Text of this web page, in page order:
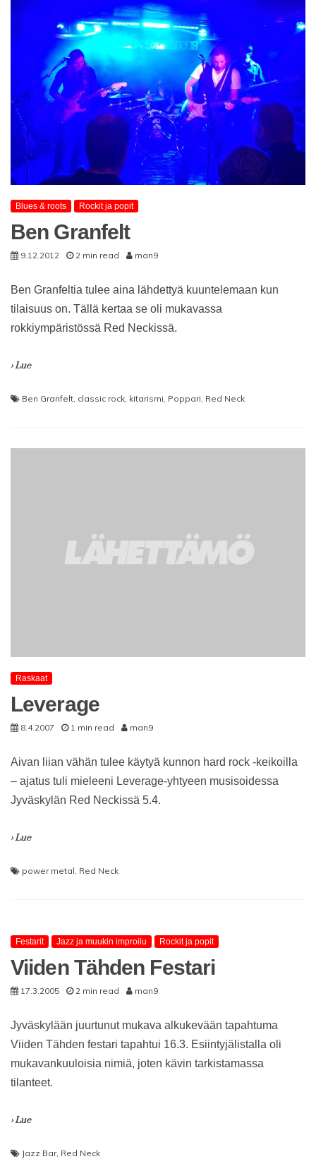
Blues & roots Rockit ja popit
Ben Granfelt
9.12.2012 2 min read man9
Ben Granfeltia tulee aina lähdettyä kuuntelemaan kun
tilaisuus on. Tällä kertaa se oli mukavassa
rokkiympäristössä Red Neckissä.
› Lue
Ben Granfelt, classic rock, kitarismi, Poppari, Red Neck
Raskaat
Leverage
8.4.2007 1 min read man9
Aivan liian vähän tulee käytyä kunnon hard rock -keikoilla
– ajatus tuli mieleeni Leverage-yhtyeen musisoidessa
Jyväskylän Red Neckissä 5.4.
› Lue
power metal, Red Neck
Festarit Jazz ja muukin improilu Rockit ja popit
Viiden Tähden Festari
17.3.2005 2 min read man9
Jyväskylään juurtunut mukava alkukevään tapahtuma
Viiden Tähden festari tapahtui 16.3. Esiintyjälistalla oli
mukavankuuloisia nimiä, joten kävin tarkistamassa
tilanteet.
› Lue
Jazz Bar, Red Neck